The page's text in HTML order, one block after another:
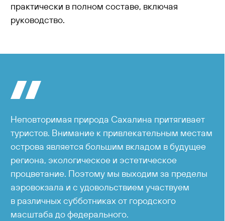
практически в полном составе, включая
руководство.
Неповторимая природа Сахалина притягивает
туристов. Внимание к привлекательным местам
острова является большим вкладом в будущее
региона, экологическое и эстетическое
процветание. Поэтому мы выходим за пределы
аэровокзала и с удовольствием участвуем
в различных субботниках от городского
масштаба до федерального.